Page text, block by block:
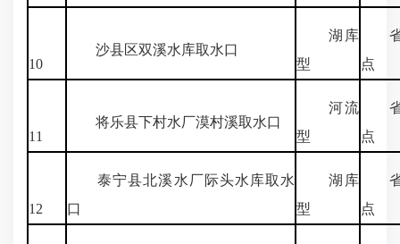
10
沙县区双溪水库取水口
湖库
型
省
点
11
将乐县下村水厂漠村溪取水口
河流
型
省
点
12
泰宁县北溪水厂际头水库取水
口
湖库
型
省
点